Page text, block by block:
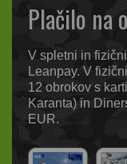
Plačilo na
V spletni in
Leanpay. V
12 obrokov s
Karanta) in
EUR.